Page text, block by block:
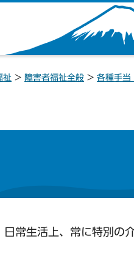
祉 > 障害者福祉全般 > 各種手当
常生活上、常に特別の